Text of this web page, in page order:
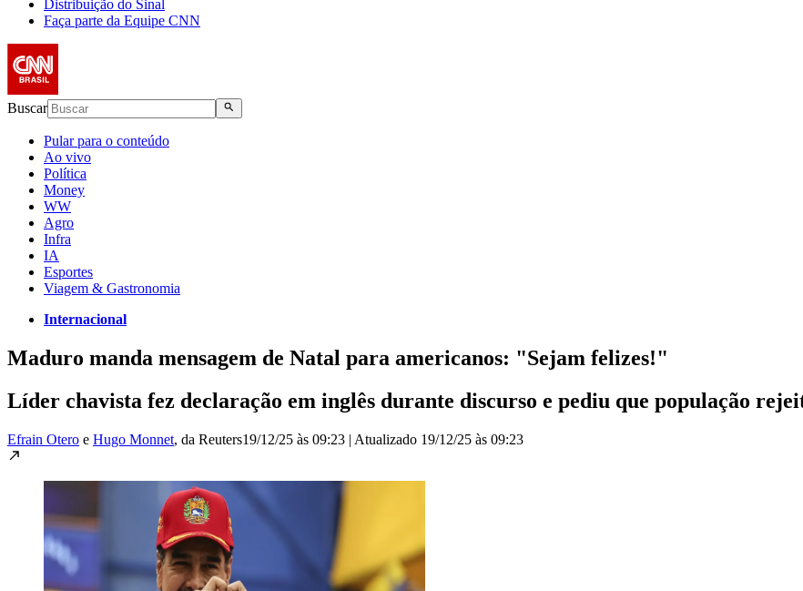
Distribuição do Sinal
Faça parte da Equipe CNN
Buscar
Pular para o conteúdo
Ao vivo
Política
Money
WW
Agro
Infra
IA
Esportes
Viagem & Gastronomia
Internacional
Maduro manda mensagem de Natal para americanos: "Sejam felizes!"
Líder chavista fez declaração em inglês durante discurso e pediu que população
Efrain Otero e Hugo Monnet, da Reuters19/12/25 às 09:23 | Atualizado 19/12/25 às 09:23